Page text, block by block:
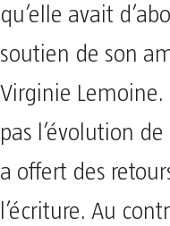
qu’elle avait
soutien de son
Virginie Lemoine.
pas l’évolution
a offert des
l’écriture. Au